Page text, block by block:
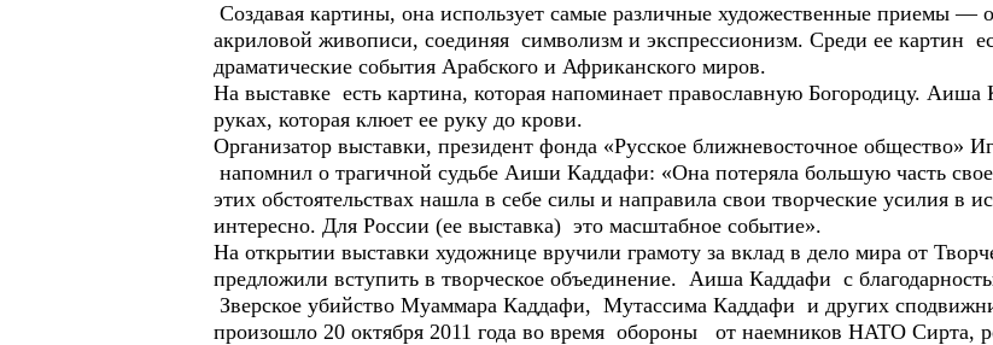
Создавая картины, она использует самые различные художественные приемы —
акриловой живописи, соединяя символизм и экспрессионизм. Среди ее
драматические события Арабского и Африканского миров.
На выставке есть картина, которая напоминает православную Богородицу.
руках, которая клюет ее руку до крови.
Организатор выставки, президент фонда «Русское ближневосточное общество»
напомнил о трагичной судьбе Аиши Каддафи: «Она потеряла большую часть
этих обстоятельствах нашла в себе силы и направила свои творческие усилия в
интересно. Для России (ее выставка) это масштабное событие».
На открытии выставки художнице вручили грамоту за вклад в дело мира от
предложили вступить в творческое объединение. Аиша Каддафи с
Зверское убийство Муаммара Каддафи, Мутассима Каддафи и других
произошло 20 октября 2011 года во время обороны от наемников НАТО Сирта,